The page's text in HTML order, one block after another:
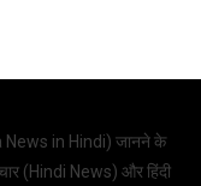
News in Hindi) जानने के
(Hindi News) और हिंदी